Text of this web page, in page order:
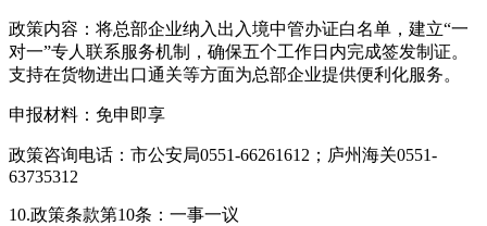
政策内容：将总部企业纳入出入境中管办证白名单，建立“一
对一”专人联系服务机制，确保五个工作日内完成签发制证。
支持在货物进出口通关等方面为总部企业提供便利化服务。
申报材料：免申即享
政策咨询电话：市公安局0551-66261612；庐州海关0551-
63735312
10.政策条款第10条：一事一议